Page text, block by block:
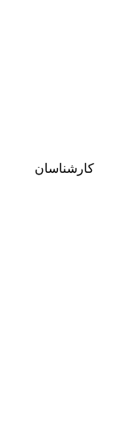
کارشناسان